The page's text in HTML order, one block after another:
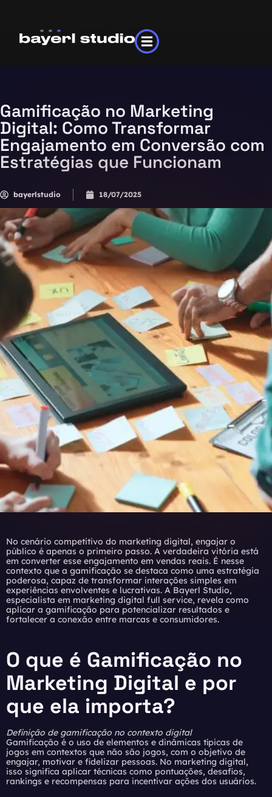
Gamificação no Marketing
Digital: Como Transformar
Engajamento em Conversão com
Estratégias que Funcionam
bayerlstudio 18/07/2025
No cenário competitivo do marketing digital, engajar o
público é apenas o primeiro passo. A verdadeira vitória está
em converter esse engajamento em vendas reais. É nesse
contexto que a gamificação se destaca como uma estratégia
poderosa, capaz de transformar interações simples em
experiências envolventes e lucrativas. A Bayerl Studio,
especialista em marketing digital full service, revela como
aplicar a gamificação para potencializar resultados e
fortalecer a conexão entre marcas e consumidores.
O que é Gamificação no
Marketing Digital e por
que ela importa?
Definição de gamificação no contexto digital
Gamificação é o uso de elementos e dinâmicas típicas de
jogos em contextos que não são jogos, com o objetivo de
engajar, motivar e fidelizar pessoas. No marketing digital,
isso significa aplicar técnicas como pontuações, desafios,
rankings e recompensas para incentivar ações dos usuários.